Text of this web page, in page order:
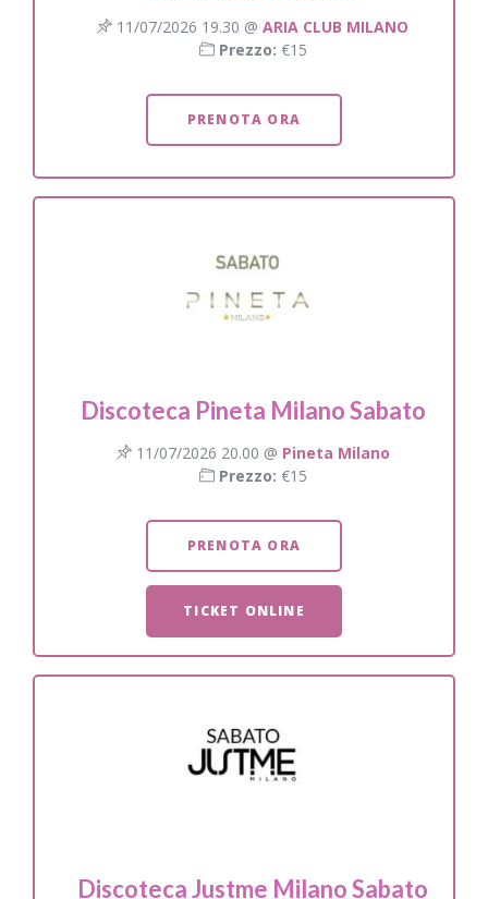
11/07/2026 19.30 @ ARIA CLUB MILANO
Prezzo: €15
PRENOTA ORA
Discoteca Pineta Milano Sabato
11/07/2026 20.00 @ Pineta Milano
Prezzo: €15
PRENOTA ORA
TICKET ONLINE
Discoteca Justme Milano Sabato